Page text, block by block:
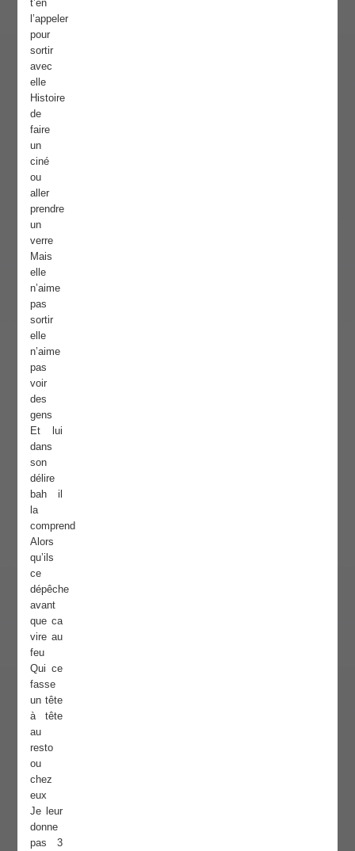
t’en
l’appeler
pour
sortir
avec
elle
Histoire
de
faire
un
ciné
ou
aller
prendre
un
verre
Mais
elle
n’aime
pas
sortir
elle
n’aime
pas
voir
des
gens
Et lui
dans
son
délire
bah il
la
comprend
Alors
qu’ils
ce
dépêche
avant
que ca
vire au
feu
Qui ce
fasse
un tête
à tête
au
resto
ou
chez
eux
Je leur
donne
pas 3